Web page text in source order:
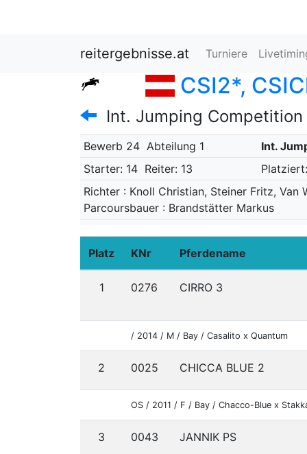
reitergebnisse.at Turniere
CSI2*,
Int. Jumping
Bewerb 24Abteilung 1
Int.
Starter: 14Reiter: 13
Richter : Knoll Christian, Steiner Fritz, Van
Parcoursbauer : Brandstätter Markus
Platz KNr Pferdename
1 0276 CIRRO 3
/ 2014 / M / Bay / Casalito x Quantum
2 0025 CHICCA BLUE 2
OS / 2011 / F / Bay / Chacco-Blue x
3 0043 JANNIK PS